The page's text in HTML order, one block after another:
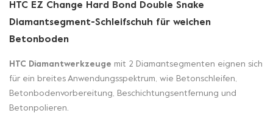
HTC EZ Change Hard Bond Double Snake
Diamantsegment-Schleifschuh für weichen
Betonboden
HTC Diamantwerkzeuge mit 2 Diamantsegmenten eignen sich
für ein breites Anwendungsspektrum, wie Betonschleifen,
Betonbodenvorbereitung, Beschichtungsentfernung und
Betonpolieren.